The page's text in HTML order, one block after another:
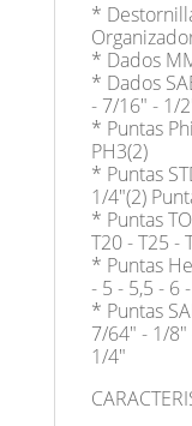
*
* Dados
* Dados
- 7/16" - 1/
* Puntas
PH3(2)
* Puntas
1/4"(2)
* Puntas
T20 - T25 -
* Puntas
- 5 - 5,5 - 6
* Puntas
7/64" - 1/
1/4"